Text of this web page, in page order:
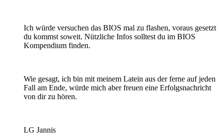
Ich würde versuchen das BIOS mal zu flashen, voraus gesetzt
du kommst soweit. Nützliche Infos solltest du im BIOS
Kompendium finden.
Wie gesagt, ich bin mit meinem Latein aus der ferne auf jeden
Fall am Ende, würde mich aber freuen eine Erfolgsnachricht
von dir zu hören.
LG Jannis